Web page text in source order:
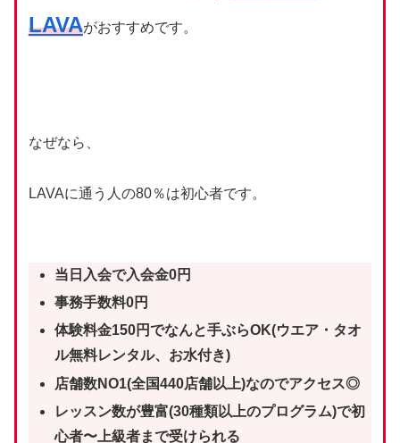
LAVAがおすすめです。
なぜなら、
LAVAに通う人の80％は初心者です。
当日入会で入会金0円
事務手数料0円
体験料金150円でなんと手ぶらOK(ウエア・タオ
ル無料レンタル、お水付き)
店舗数NO1(全国440店舗以上)なのでアクセス◎
レッスン数が豊富(30種類以上のプログラム)で初
心者〜上級者まで受けられる